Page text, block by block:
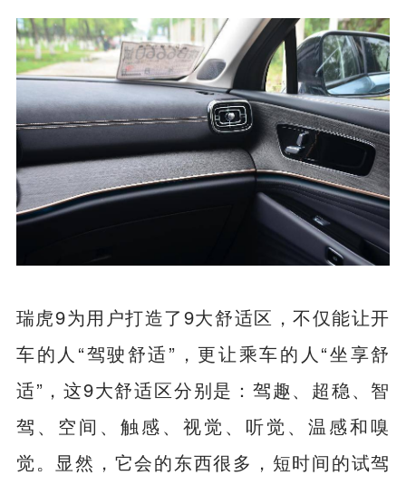
板又更年轻。
瑞虎9为用户打造了9大舒适区，不仅能让开
车的人“驾驶舒适”，更让乘车的人“坐享舒
适”，这9大舒适区分别是：驾趣、超稳、智
驾、空间、触感、视觉、听觉、温感和嗅